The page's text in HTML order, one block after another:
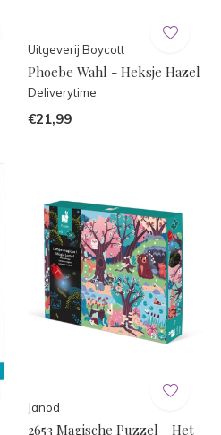
Uitgeverij Boycott
Phoebe Wahl - Heksje Hazel
Deliverytime
€21,99
Janod
2653 Magische Puzzel - Het